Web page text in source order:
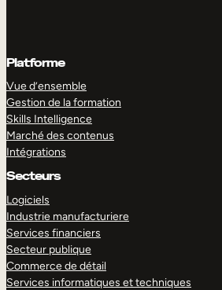
Platforme
Vue d’ensemble
Gestion de la formation
Skills Intelligence
Marché des contenus
Intégrations
Secteurs
Logiciels
Industrie manufacturiere
Services financiers
Secteur publique
Commerce de détail
Services informatiques et techniques